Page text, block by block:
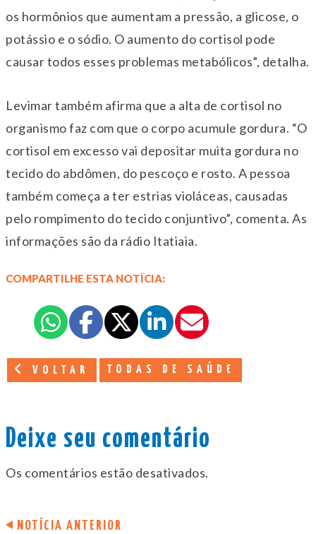
os hormônios que aumentam a pressão, a glicose, o
potássio e o sódio. O aumento do cortisol pode
causar todos esses problemas metabólicos”, detalha.
Levimar também afirma que a alta de cortisol no
organismo faz com que o corpo acumule gordura. “O
cortisol em excesso vai depositar muita gordura no
tecido do abdômen, do pescoço e rosto. A pessoa
também começa a ter estrias violáceas, causadas
pelo rompimento do tecido conjuntivo”, comenta. As
informações são da rádio Itatiaia.
COMPARTILHE ESTA NOTÍCIA:
VOLTAR TODAS DE SAÚDE
Deixe seu comentário
Os comentários estão desativados.
NOTÍCIA ANTERIOR